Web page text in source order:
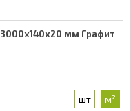
мм Графит
шт м²